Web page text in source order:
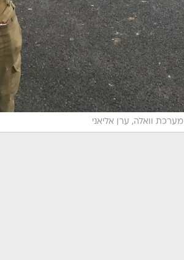
מערכת וואלה, ערן אליאני